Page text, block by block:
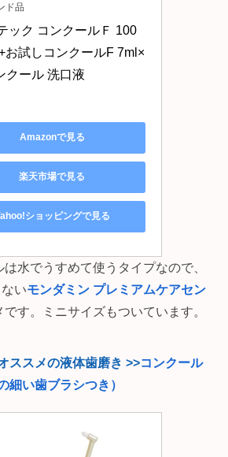
ド品
ック コンクールＦ 100
お試しコンクールF 7ml×
クール 洗口液
Amazonで見る
楽天市場で見る
ショッピングで見る
水でうすめて使うタイプなので、
いモンダミン プレミアムケアセン
です。ミニサイズもついています。
ススメの液体歯磨き >>コンクール
細い歯ブラシつき）